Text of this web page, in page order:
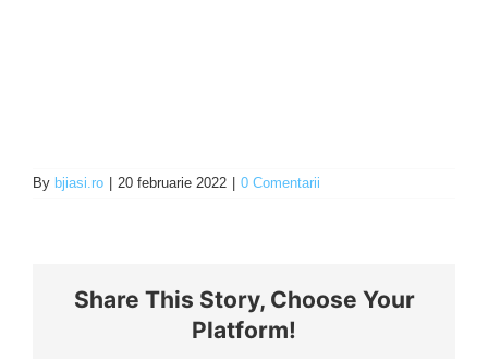
By bjiasi.ro 20 februarie 2022 0 Comentarii
Share This Story, Choose Your
Platform!